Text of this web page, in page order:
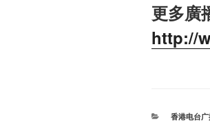
更多廣
http://
分
香港电台